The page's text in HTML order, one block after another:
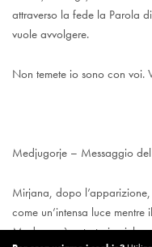
attraverso la fede la Parola
vuole avvolgere.
Non temete io sono con voi.
Medjugorje – Messaggio
Mirjana, dopo
come un’intensa luce
Madonna è entrata in cielo.